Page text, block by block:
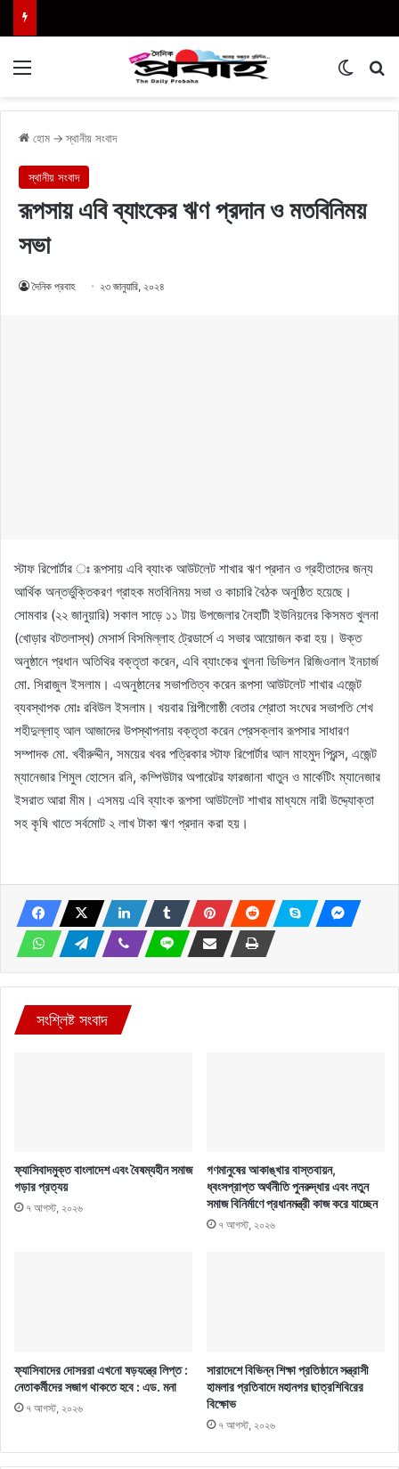
হোম → স্থানীয় সংবাদ
স্থানীয় সংবাদ
রূপসায় এবি ব্যাংকের ঋণ প্রদান ও মতবিনিময়
সভা
দৈনিক প্রবাহ ২৩ জানুয়ারি, ২০২৪
স্টাফ রিপোর্টার ঃ রূপসায় এবি ব্যাংক আউটলেট শাখার ঋণ প্রদান ও গ্রহীতাদের জন্য
আর্থিক অন্তর্ভুক্তিকরণ গ্রাহক মতবিনিময় সভা ও কাচারি বৈঠক অনুষ্ঠিত হয়েছে।
সোমবার (২২ জানুয়ারি) সকাল সাড়ে ১১ টায় উপজেলার নৈহাটী ইউনিয়নের কিসমত খুলনা
(খোড়ার বটতলাস্থ) মেসার্স বিসমিল্লাহ ট্রেডার্সে এ সভার আয়োজন করা হয়। উক্ত
অনুষ্ঠানে প্রধান অতিথির বক্তৃতা করেন, এবি ব্যাংকের খুলনা ডিভিশন রিজিওনাল ইনচার্জ
মো. সিরাজুল ইসলাম। এঅনুষ্ঠানের সভাপতিত্ব করেন রূপসা আউটলেট শাখার এজেন্ট
ব্যবস্থাপক মোঃ রবিউল ইসলাম। খয়বার শিল্পীগোষ্ঠী বেতার শ্রোতা সংঘের সভাপতি শেখ
শহীদুল্লাহ্ আল আজাদের উপস্থাপনায় বক্তৃতা করেন প্রেসক্লাব রূপসার সাধারণ
সম্পাদক মো. খবীরুদ্দীন, সময়ের খবর পত্রিকার স্টাফ রিপোর্টার আল মাহমুদ প্রিন্স, এজেন্ট
ম্যানেজার শিমুল হোসেন রনি, কম্পিউটার অপারেটর ফারজানা খাতুন ও মার্কেটিং ম্যানেজার
ইসরাত আরা মীম। এসময় এবি ব্যাংক রূপসা আউটলেট শাখার মাধ্যমে নারী উদ্দ্যোক্তা
সহ কৃষি খাতে সর্বমোট ২ লাখ টাকা ঋণ প্রদান করা হয়।
সংশ্লিষ্ট সংবাদ
ফ্যাসিবাদমুক্ত বাংলাদেশ এবং বৈষম্যহীন সমাজ
গড়ার প্রত্যয়
৭ আগস্ট, ২০২৬
গণমানুষের আকাঙ্খার বাস্তবায়ন,
ধ্বংসপ্রাপ্ত অর্থনীতি পুনরুদ্ধার এবং নতুন
সমাজ বিনির্মাণে প্রধানমন্ত্রী কাজ করে যাচ্ছেন
৭ আগস্ট, ২০২৬
ফ্যাসিবাদের দোসররা এখনো ষড়যন্ত্রে লিপ্ত :
নেতাকর্মীদের সজাগ থাকতে হবে : এড. মনা
৭ আগস্ট, ২০২৬
সারাদেশে বিভিন্ন শিক্ষা প্রতিষ্ঠানে সন্ত্রাসী
হামলার প্রতিবাদে মহানগর ছাত্রশিবিরের
বিক্ষোভ
৭ আগস্ট, ২০২৬